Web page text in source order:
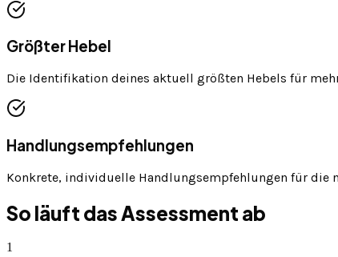
Größter Hebel
Die Identifikation deines aktuell größten Hebels für
Handlungsempfehlungen
Konkrete, individuelle Handlungsempfehlungen für die
So läuft das Assessment ab
1